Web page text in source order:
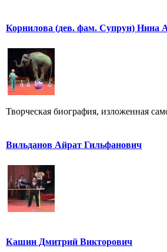
Корнилова (дев. фам. Супрун) Нина
Творческая биография, изложенная
Вильданов Айрат Гильфанович
Кашин Дмитрий Викторович